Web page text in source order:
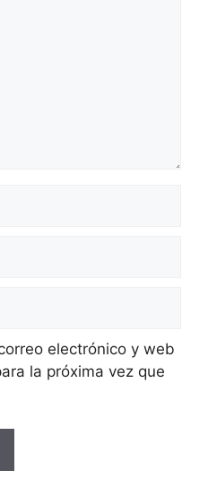
electrónico y web
la próxima vez que